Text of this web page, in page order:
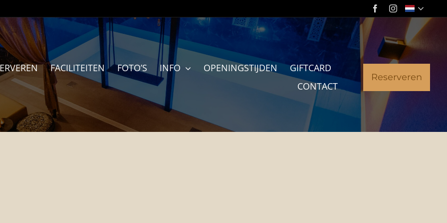
FACILITEITEN FOTO’S INFO OPENINGSTIJDEN
GIFTCARD
CONTACT
Reserveren